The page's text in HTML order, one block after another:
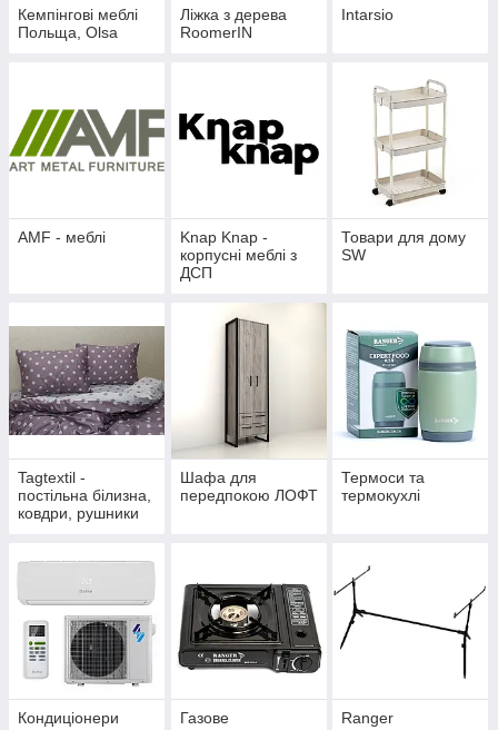
Кемпінгові меблі
Польща, Olsa
Ліжка з дерева
RoomerIN
Intarsio
AMF - меблі
Knap Knap -
корпусні меблі з
ДСП
Товари для дому
SW
Tagtextil -
постільна білизна,
ковдри, рушники
Шафа для
передпокою ЛОФТ
Термоси та
термокухлі
Кондиціонери
Газове
Ranger